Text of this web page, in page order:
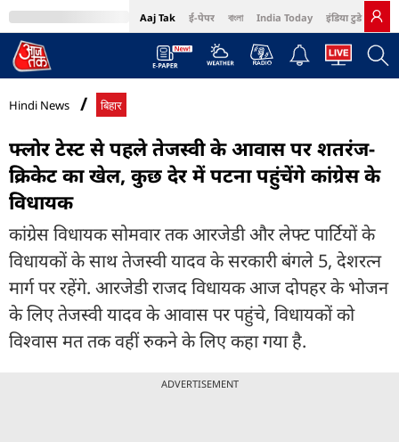
Aaj Tak ई-पेपर বাংলা India Today इंडिया टुडे हिंदी
MumbaiTak Cosmopolitan Harper's Bazaar Northeast
Hindi News बिहार
फ्लोर टेस्ट से पहले तेजस्वी के आवास पर शतरंज-
क्रिकेट का खेल, कुछ देर में पटना पहुंचेंगे कांग्रेस के
विधायक
कांग्रेस विधायक सोमवार तक आरजेडी और लेफ्ट पार्टियों के
विधायकों के साथ तेजस्वी यादव के सरकारी बंगले 5, देशरत्न
मार्ग पर रहेंगे. आरजेडी राजद विधायक आज दोपहर के भोजन
के लिए तेजस्वी यादव के आवास पर पहुंचे, विधायकों को
विश्वास मत तक वहीं रुकने के लिए कहा गया है.
ADVERTISEMENT